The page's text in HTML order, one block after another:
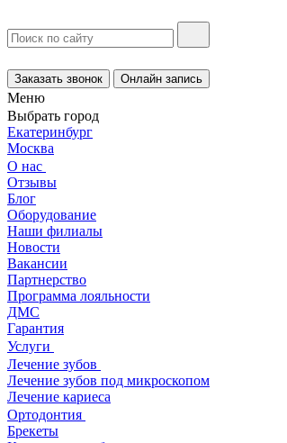
Заказать звонок Онлайн запись
Меню
Выбрать город
Екатеринбург
Москва
О нас
Отзывы
Блог
Оборудование
Наши филиалы
Новости
Вакансии
Партнерство
Программа лояльности
ДМС
Гарантия
Услуги
Лечение зубов
Лечение зубов под микроскопом
Лечение кариеса
Ортодонтия
Брекеты